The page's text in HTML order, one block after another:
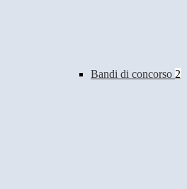
Bandi di concorso 2